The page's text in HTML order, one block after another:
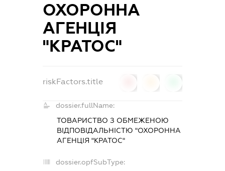
ОХОРОННА
АГЕНЦІЯ
"КРАТОС"
riskFactors.title
dossier.fullName:
ТОВАРИСТВО З ОБМЕЖЕНОЮ
ВІДПОВІДАЛЬНІСТЮ "ОХОРОННА
АГЕНЦІЯ "КРАТОС"
dossier.opfSubType: